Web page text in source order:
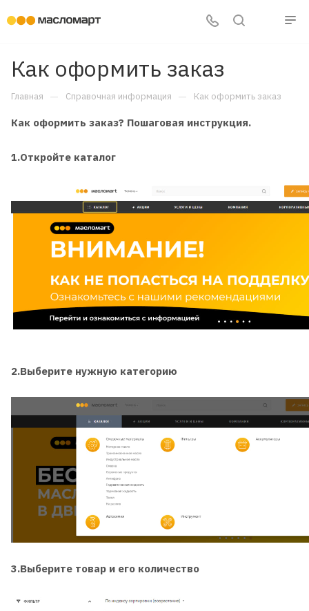
Как оформить заказ
Главная — Справочная информация — Как оформить заказ
Как оформить заказ? Пошаговая инструкция.
1.Откройте каталог
2.Выберите нужную категорию
3.Выберите товар и его количество